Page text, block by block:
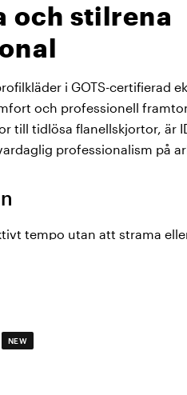
och stilrena
i GOTS-certifierad
och professionell
till tidlösa flanellskjortor, är
professionalism på
tempo utan att strama
NEW